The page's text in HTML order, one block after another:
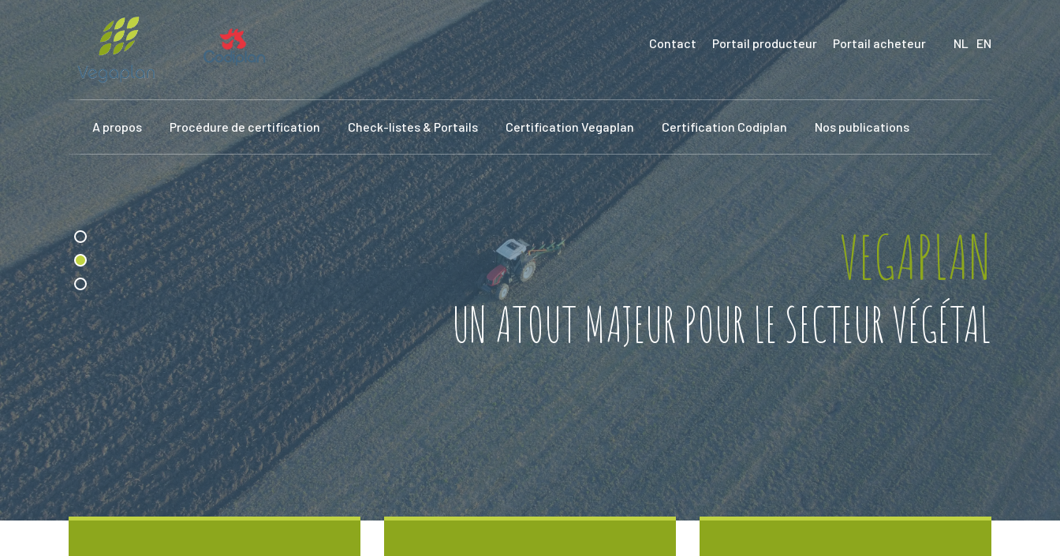
Contact Portail producteur Portail acheteur NL EN
A propos Procédure de certification Check-listes & Portails Certification Vegaplan Certification Codiplan Nos publications
VEGAPLAN
UN ATOUT MAJEUR POUR LE SECTEUR VÉGÉTAL